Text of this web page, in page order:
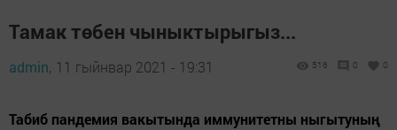
Тамак төбен чыныктырыгыз...
admin, 11 гыйнвар 2021 - 19:31 516 0 0
Табиб пандемия вакытында иммунитетны ныгытуның